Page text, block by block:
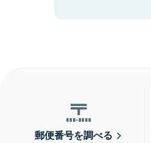
郵便番号を調べる